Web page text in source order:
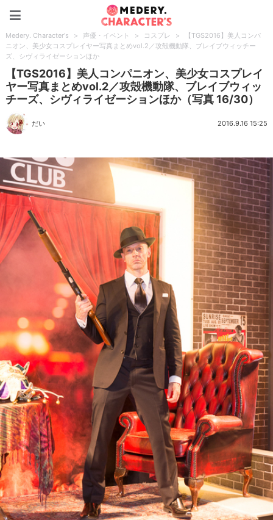
Medery. Character's > 声優・イベント > コスプレ >
【TGS2016】美人コンパ
ニオン、美少女コスプレイヤー写真まとめvol.2／攻殻機動隊、ブレイブウィッチー
ズ、シヴィライゼーションほか
【TGS2016】美人コンパニオン、美少女コスプレイ
ヤー写真まとめvol.2／攻殻機動隊、ブレイブウィッ
チーズ、シヴィライゼーションほか（写真 16/30）
だい 2016.9.16 15:25